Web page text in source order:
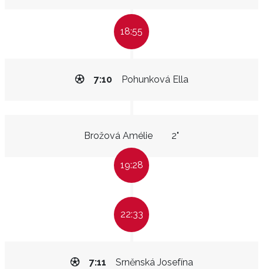
18:55
Pohunková Ella
7:10
Brožová Amélie 2"
19:28
22:33
Srněnská Josefína
7:11